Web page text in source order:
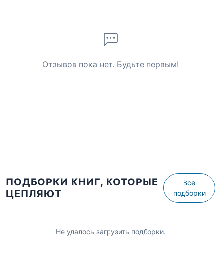
Отзывов пока нет. Будьте первым!
ПОДБОРКИ КНИГ, КОТОРЫЕ
ЦЕПЛЯЮТ
Все
подборки
Не удалось загрузить подборки.